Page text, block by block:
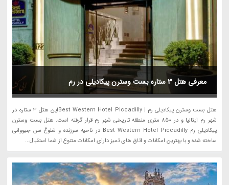
معرفی هتل 3 ستاره بست وسترن پیکادیلی در رم
هتل بست وسترن پیکادیلی رم | Best Western Hotel Piccadillyاین هتل 3 ستاره در
شهر رم ایتالیا و در 850 متری منطقه تاریخی شهر رم قرار گرفته است. هتل بست وسترن
پیکادیلی رم Best Western Hotel Piccadilly در ناحیه سرزنده و شلوغ سن جیووانی
ساخته شده و با بهترین امکانات و اتاق های تمیز دارای امکانات متنوع از شما استقبال...